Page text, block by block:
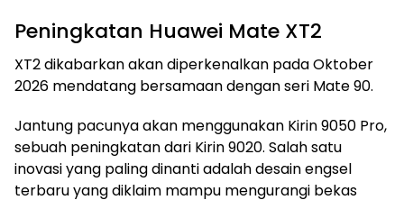
Peningkatan Huawei Mate XT2
XT2 dikabarkan akan diperkenalkan pada Oktober
2026 mendatang bersamaan dengan seri Mate 90.
Jantung pacunya akan menggunakan Kirin 9050 Pro,
sebuah peningkatan dari Kirin 9020. Salah satu
inovasi yang paling dinanti adalah desain engsel
terbaru yang diklaim mampu mengurangi bekas